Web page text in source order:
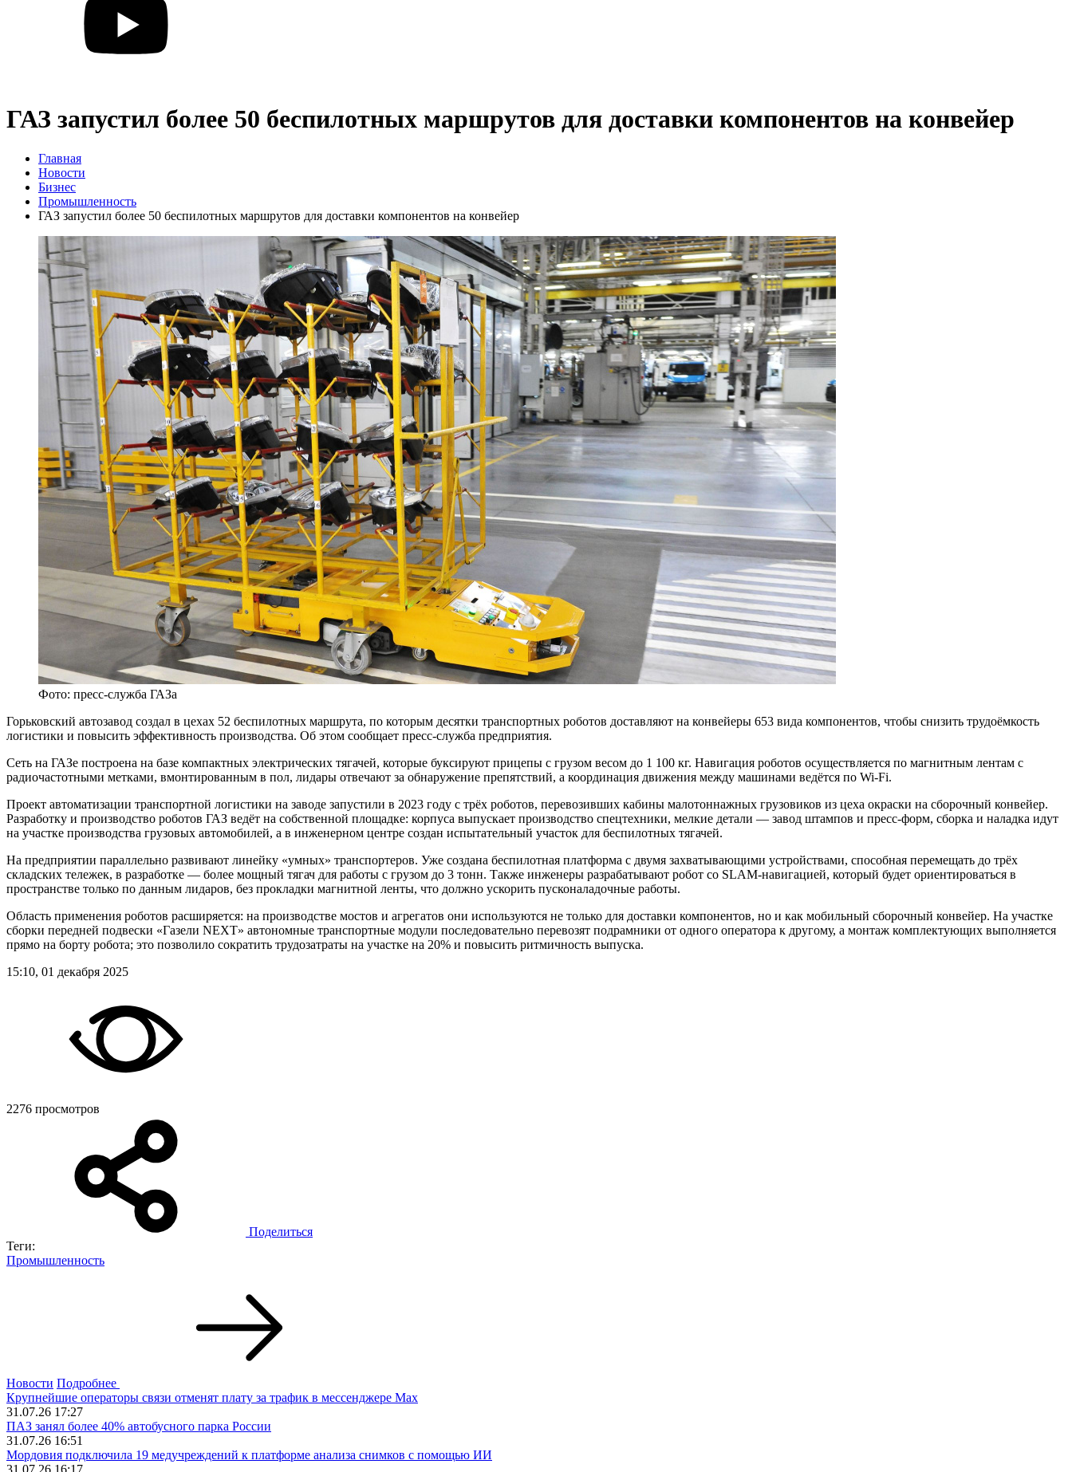
ГАЗ запустил более 50 беспилотных маршрутов для доставки компонентов на конвейер
Главная
Новости
Бизнес
Промышленность
ГАЗ запустил более 50 беспилотных маршрутов для доставки компонентов на конвейер
Фото: пресс-служба ГАЗа
Горьковский автозавод создал в цехах 52 беспилотных маршрута, по которым десятки транспортных роботов доставляют на конвейеры 653 вида компонентов, чтобы снизить трудоёмкость
логистики и повысить эффективность производства. Об этом сообщает пресс-служба предприятия.
Сеть на ГАЗе построена на базе компактных электрических тягачей, которые буксируют прицепы с грузом весом до 1 100 кг. Навигация роботов осуществляется по магнитным лентам с
радиочастотными метками, вмонтированным в пол, лидары отвечают за обнаружение препятствий, а координация движения между машинами ведётся по Wi‑Fi.
Проект автоматизации транспортной логистики на заводе запустили в 2023 году с трёх роботов, перевозивших кабины малотоннажных грузовиков из цеха окраски на сборочный конвейер.
Разработку и производство роботов ГАЗ ведёт на собственной площадке: корпуса выпускает производство спецтехники, мелкие детали — завод штампов и пресс-форм, сборка и наладка идут
на участке производства грузовых автомобилей, а в инженерном центре создан испытательный участок для беспилотных тягачей.
На предприятии параллельно развивают линейку «умных» транспортеров. Уже создана беспилотная платформа с двумя захватывающими устройствами, способная перемещать до трёх
складских тележек, в разработке — более мощный тягач для работы с грузом до 3 тонн. Также инженеры разрабатывают робот со SLAM-навигацией, который будет ориентироваться в
пространстве только по данным лидаров, без прокладки магнитной ленты, что должно ускорить пусконаладочные работы.
Область применения роботов расширяется: на производстве мостов и агрегатов они используются не только для доставки компонентов, но и как мобильный сборочный конвейер. На участке
сборки передней подвески «Газели NEXT» автономные транспортные модули последовательно перевозят подрамники от одного оператора к другому, а монтаж комплектующих выполняется
прямо на борту робота; это позволило сократить трудозатраты на участке на 20% и повысить ритмичность выпуска.
15:10, 01 декабря 2025
2276 просмотров
Поделиться
Теги:
Промышленность
Новости Подробнее
Крупнейшие операторы связи отменят плату за трафик в мессенджере Max
31.07.26 17:27
ПАЗ занял более 40% автобусного парка России
31.07.26 16:51
Мордовия подключила 19 медучреждений к платформе анализа снимков с помощью ИИ
31.07.26 16:17